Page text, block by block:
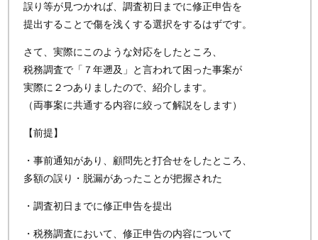
誤り等が見つかれば、調査初日までに修正申告を
提出することで傷を浅くする選択をするはずです。
さて、実際にこのような対応をしたところ、
税務調査で「７年遡及」と言われて困った事案が
実際に２つありましたので、紹介します。
（両事案に共通する内容に絞って解説をします）
【前提】
・事前通知があり、顧問先と打合せをしたところ、
多額の誤り・脱漏があったことが把握された
・調査初日までに修正申告を提出
・税務調査において、修正申告の内容について